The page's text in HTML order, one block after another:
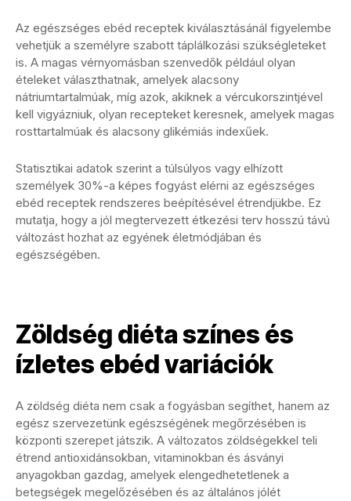
Az egészséges ebéd receptek kiválasztásánál figyelembe
vehetjük a személyre szabott táplálkozási szükségleteket
is. A magas vérnyomásban szenvedők például olyan
ételeket választhatnak, amelyek alacsony
nátriumtartalmúak, míg azok, akiknek a vércukorszintjével
kell vigyázniuk, olyan recepteket keresnek, amelyek magas
rosttartalmúak és alacsony glikémiás indexűek.
Statisztikai adatok szerint a túlsúlyos vagy elhízott
személyek 30%-a képes fogyást elérni az egészséges
ebéd receptek rendszeres beépítésével étrendjükbe. Ez
mutatja, hogy a jól megtervezett étkezési terv hosszú távú
változást hozhat az egyének életmódjában és
egészségében.
Zöldség diéta színes és
ízletes ebéd variációk
A zöldség diéta nem csak a fogyásban segíthet, hanem az
egész szervezetünk egészségének megőrzésében is
központi szerepet játszik. A változatos zöldségekkel teli
étrend antioxidánsokban, vitaminokban és ásványi
anyagokban gazdag, amelyek elengedhetetlenek a
betegségek megelőzésében és az általános jólét